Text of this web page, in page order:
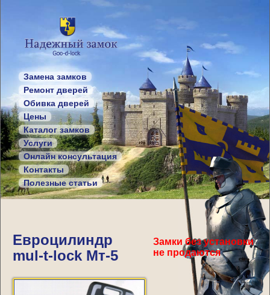
Замена замков
Ремонт дверей
Обивка дверей
Цены
Каталог замков
Услуги
Онлайн консультация
Контакты
Полезные статьи
Евроцилиндр
mul-t-lock Мт-5
Замки без установки
не продаются